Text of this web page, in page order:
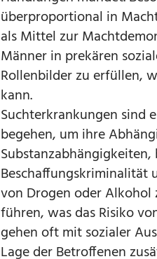
überproportional in
als Mittel zur
Männer in prekären
Rollenbilder zu erfüllen,
kann.
Suchterkrankungen sind
begehen, um ihre
Beschaffungskriminalität
von Drogen oder
führen, was das Risiko
gehen oft mit sozialer
Lage der Betroffenen